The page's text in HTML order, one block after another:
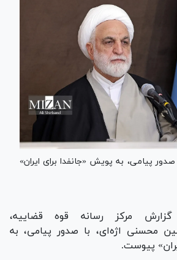
پیامی، به پویش «جانفدا برای ایران»
مرکز رسانه قوه قضاییه،
محسنی اژه‌ای، با صدور پیامی، به
پیوست.